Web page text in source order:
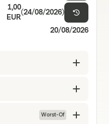
1,00
EUR
(24/08/2026)
20/08/2026
Worst-Of